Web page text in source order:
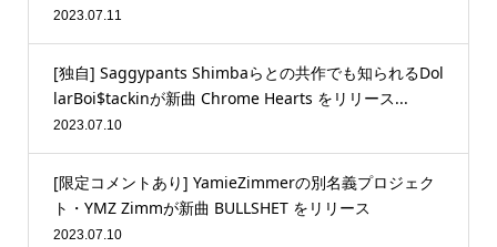
2023.07.11
[独自] Saggypants Shimbaらとの共作でも知られるDol
larBoi$tackinが新曲 Chrome Hearts をリリース...
2023.07.10
[限定コメントあり] YamieZimmerの別名義プロジェク
ト・YMZ Zimmが新曲 BULLSHET をリリース
2023.07.10